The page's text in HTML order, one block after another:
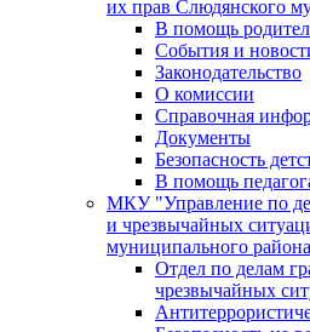
их прав Слюдянского
В помощь
События и
Законодательство
О комиссии
Справочная
Документы
Безопасность
В помощь
МКУ "Управление по
и чрезвычайных
муниципального
Отдел по делам
чрезвычайных